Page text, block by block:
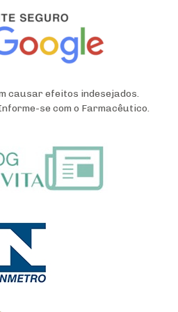
causar efeitos indesejados.
se com o Farmacêutico.